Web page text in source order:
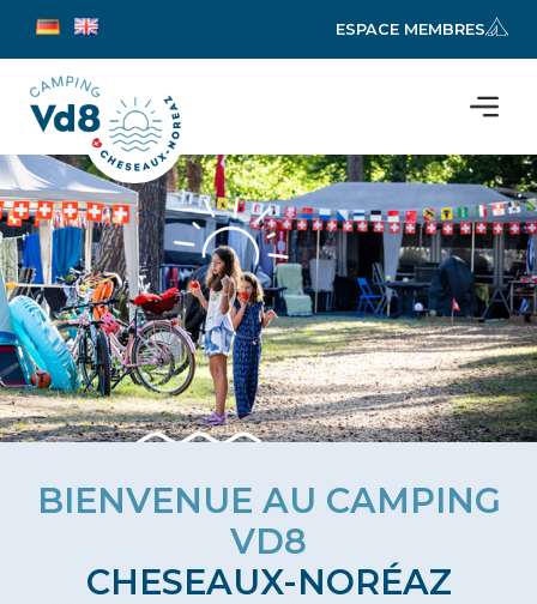
ESPACE MEMBRES
BIENVENUE AU CAMPING
VD8
CHESEAUX-NORÉAZ